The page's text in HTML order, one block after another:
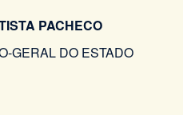
PACHECO
GERAL DO ESTADO